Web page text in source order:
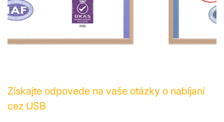
Získajte odpovede na vaše otázky o nabíjaní
cez USB